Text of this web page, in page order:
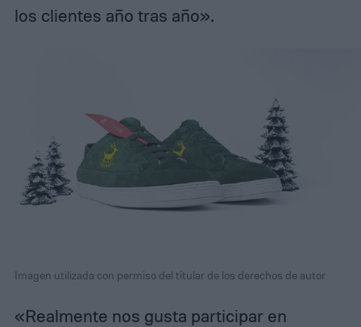
los clientes año tras año».
Imagen utilizada con permiso del titular de los derechos de autor
«Realmente nos gusta participar en